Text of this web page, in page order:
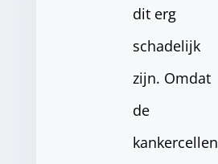
dit erg
schadelijk
zijn. Omdat
de
kankercellen